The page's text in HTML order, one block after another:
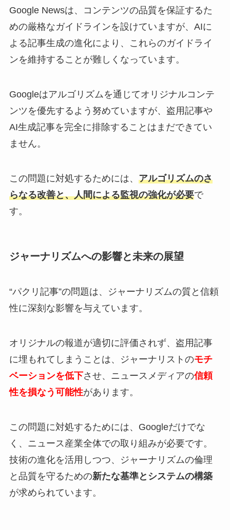
Google Newsは、コンテンツの品質を保証するた
めの厳格なガイドラインを設けていますが、AIに
よる記事生成の進化により、これらのガイドライ
ンを維持することが難しくなっています。
Googleはアルゴリズムを通じてオリジナルコンテ
ンツを優先するよう努めていますが、盗用記事や
AI生成記事を完全に排除することはまだできてい
ません。
この問題に対処するためには、 アルゴリズムのさ
らなる改善と、人間による監視の強化が必要で
す。
ジャーナリズムへの影響と未来の展望
“パクリ記事”の問題は、ジャーナリズムの質と信頼
性に深刻な影響を与えています。
オリジナルの報道が適切に評価されず、盗用記事
に埋もれてしまうことは、ジャーナリストのモチ
ベーションを低下させ、ニュースメディアの信頼
性を損なう可能性があります。
この問題に対処するためには、Googleだけでな
く、ニュース産業全体での取り組みが必要です。
技術の進化を活用しつつ、ジャーナリズムの倫理
と品質を守るための新たな基準とシステムの構築
が求められています。